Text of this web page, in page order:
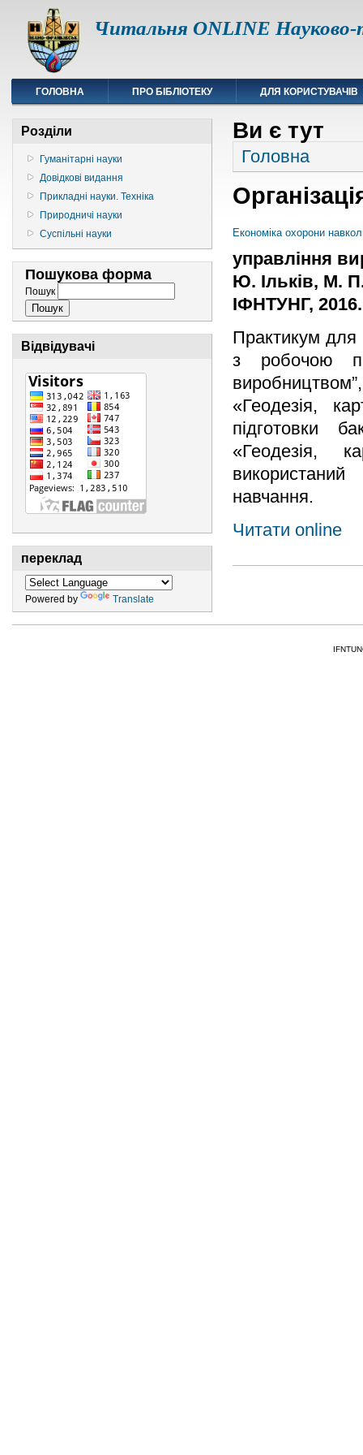
Читальня ONLINE Науково-
ГОЛОВНА ПРО БІБЛІОТЕКУ ДЛЯ КОРИСТУВАЧІВ
Розділи
Гуманітарні науки
Довідкові видання
Прикладні науки. Техніка
Природничі науки
Суспільні науки
Пошукова форма
Пошук
Відвідувачі
переклад
Powered by Translate
Ви є тут
Головна
Економіка охорони
управління
Ю. Ільків, М.
ІФНТУНГ,
Практикум для
з робочою
«Геодезія,
підготовки
«Геодезія,
навчання.
Читати online